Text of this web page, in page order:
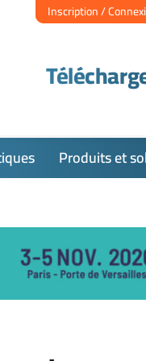
Inscription /
Produits et